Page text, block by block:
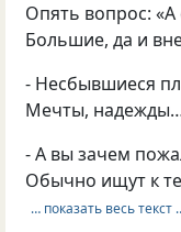
Опять вопрос: «А
Большие, да и
- Несбывшиеся
Мечты,
- А вы зачем
Обычно ищут к
… показать весь текст